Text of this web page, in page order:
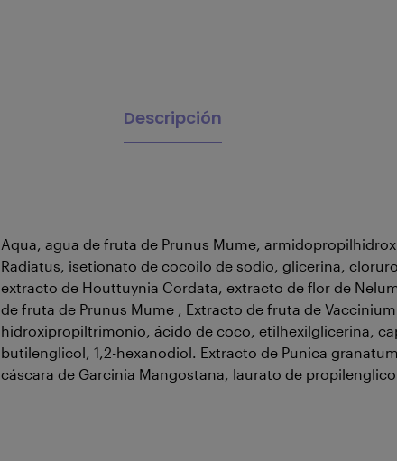
Descripción
Aqua, agua de fruta de Prunus Mume,
Radiatus, isetionato de cocoilo de sodio, glicerina,
extracto de Houttuynia Cordata, extracto de flor de
de fruta de Prunus Mume , Extracto de fruta de
hidroxipropiltrimonio, ácido de coco, etilhexilglicerina,
butilenglicol, 1,2-hexanodiol. Extracto de Punica
cáscara de Garcinia Mangostana, laurato de